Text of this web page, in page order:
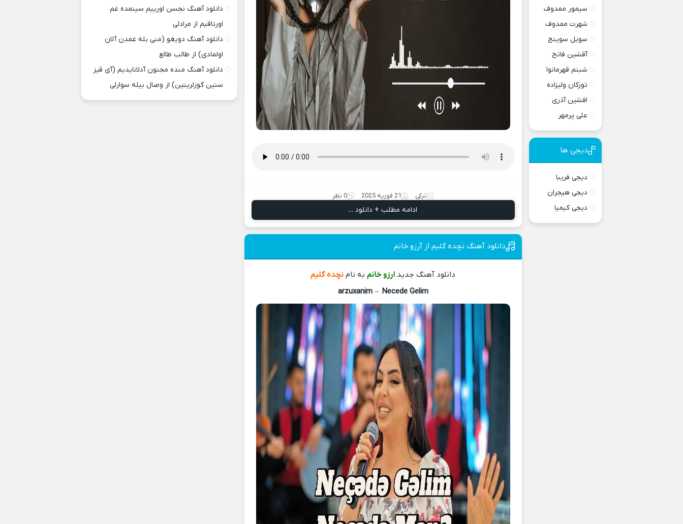
ترکی 21 فوریه 2025 0 نظر
ادامه مطلب + دانلود ...
دانلود آهنگ نچده گلیم از آرزو خانم
دانلود آهنگ جدید ارزو خانمبه نام نچده گلیم
arzuxanim – Necede Gelim
سیمور ممدوف
شهرت ممدوف
سویل سوینج
آقشین فاتح
شبنم قهرمانوا
تورکان ولیزاده
افشین آذری
علی پرمهر
دیجی ها
دیجی فریبا
دیجی هیجران
دیجی کیمیا
دانلود آهنگ نجسن اورییم سینمده غم
اورتاقیم از مرادلی
دانلود آهنگ دویغو (منی بله غمدن آلان
اولمادی) از طالب طالع
دانلود آهنگ منده مجنون آدلانایدیم (آی قیز
سنین گوزلرینین) از وصال بیله سوارلی